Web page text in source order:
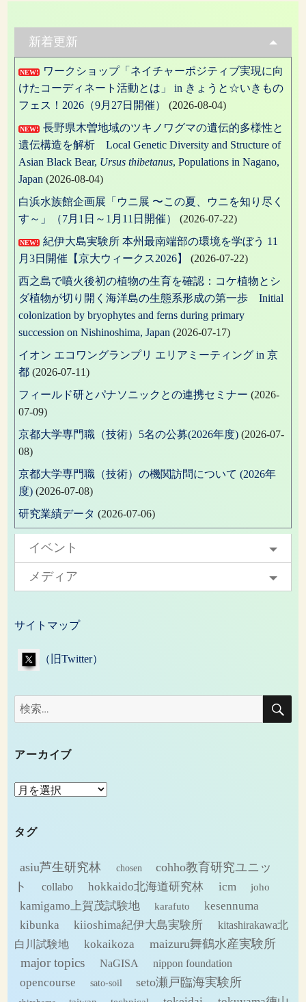
リ
新着更新
NEW!
ワークショップ「ネイチャーポジティブ実現に向
けたコーディネート活動とは」 in きょうと☆いきもの
フェス！2026（9月27日開催）
(2026-08-04)
NEW!
長野県木曽地域のツキノワグマの遺伝的多様性と
遺伝構造を解析 Local Genetic Diversity and Structure of
Asian Black Bear, Ursus thibetanus, Populations in Nagano,
Japan (2026-08-04)
白浜水族館企画展「ウニ展 〜この夏、ウニを知り尽く
す～」（7月1日～1月11日開催）
(2026-07-22)
NEW!
紀伊大島実験所 本州最南端部の環境を学ぼう 11
月3日開催【京大ウィークス2026】
(2026-07-22)
西之島で噴火後初の植物の生育を確認：コケ植物とシ
ダ植物が切り開く海洋島の生態系形成の第一歩 Initial
colonization by bryophytes and ferns during primary
succession on Nishinoshima, Japan (2026-07-17)
イオン エコワングランプリ エリアミーティング in 京
都 (2026-07-11)
フィールド研とパナソニックとの連携セミナー (2026-
07-09)
京都大学専門職（技術）5名の公募(2026年度) (2026-07-
08)
京都大学専門職（技術）の機関訪問について (2026年
度) (2026-07-08)
研究業績データ (2026-07-06)
イベント
メディア
サイトマップ
（旧Twitter）
検
索:
検
アーカイブ
ア
カ
ブ
タグ
asiu芦生研究林 chosen
cohho教育研究ユニッ
ト
collabo hokkaido北海道研究林 icm joho
kamigamo上賀茂試験地 karafuto
kesennuma
kibunka
kiioshima紀伊大島実験所
kitashirakawa北
白川試験地
kokaikoza maizuru舞鶴水産実験所
major topics NaGISA nippon foundation
opencourse sato-soil seto瀬戸臨海実験所